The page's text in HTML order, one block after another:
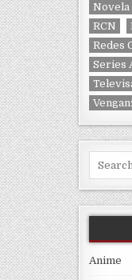
Novela
RCN
Redes
Series
Search
Anime